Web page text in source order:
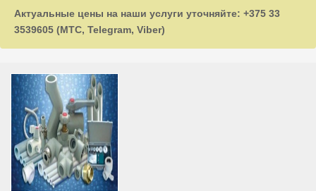
Актуальные цены на наши услуги уточняйте: +375 33
3539605 (МТС, Telegram, Viber)